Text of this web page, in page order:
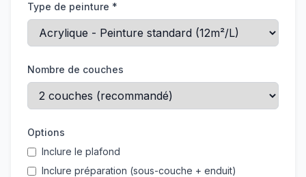
Type de peinture *
Nombre de couches
Options
Inclure le plafond
Inclure préparation (sous-couche + enduit)